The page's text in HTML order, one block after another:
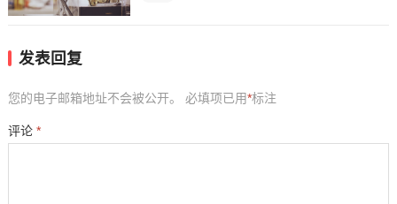
发表回复
您的电子邮箱地址不会被公开。 必填项已用*标注
评论 *